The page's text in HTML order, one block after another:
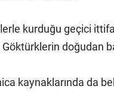
kurduğu geçici
doğudan
kaynaklarında da